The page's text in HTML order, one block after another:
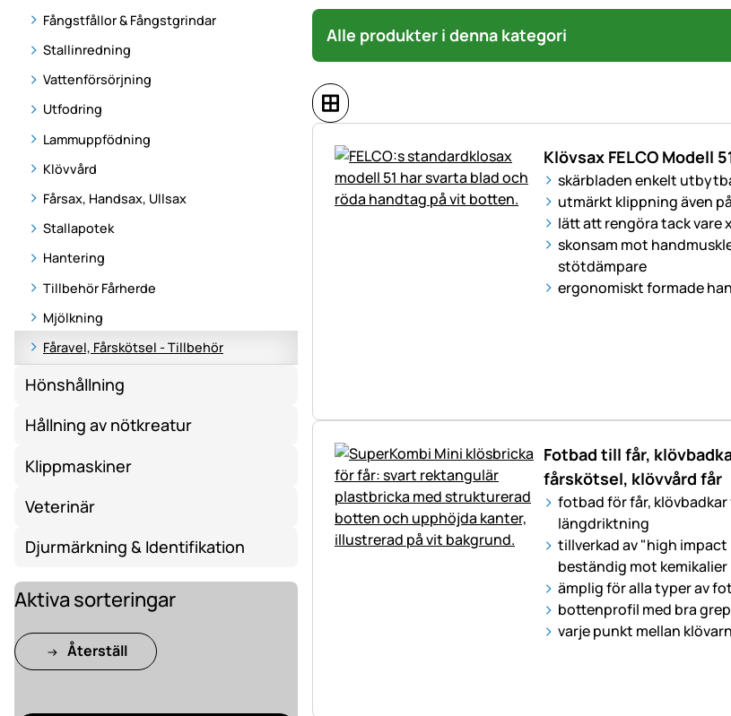
Fångstfållor & Fångstgrindar
Stallinredning
Vattenförsörjning
Utfodring
Lammuppfödning
Klövvård
Fårsax, Handsax, Ullsax
Stallapotek
Hantering
Tillbehör Fårherde
Mjölkning
Fåravel, Fårskötsel - Tillbehör
Hönshållning
Hållning av nötkreatur
Klippmaskiner
Veterinär
Djurmärkning & Identifikation
Aktiva sorteringar
Återställ
Alle produkter i denna kategori
Klövsax FELCO Modell
skärbladen enkelt
utmärkt klippning även
lätt att rengöra tack vare
skonsam mot
stötdämpare
ergonomiskt formade
Fotbad till får,
fårskötsel, klövvård får
fotbad för får,
längdriktning
tillverkad av "high
beständig mot kemikalier
ämplig för alla typer av
bottenprofil med bra
varje punkt mellan